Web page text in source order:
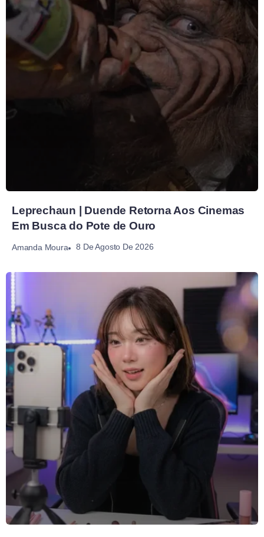
Leprechaun | Duende Retorna Aos Cinemas
Em Busca do Pote de Ouro
Amanda Moura 8 De Agosto De 2026